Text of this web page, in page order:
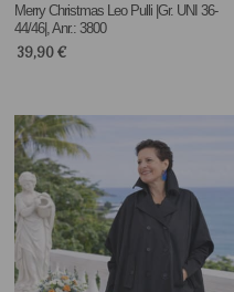
Merry Christmas Leo Pulli |Gr. UNI 36-
44/46|, Anr.: 3800
39,90€